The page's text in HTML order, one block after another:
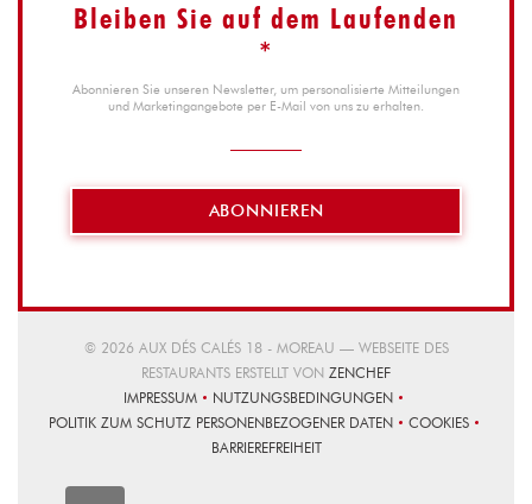
Bleiben Sie auf dem Laufenden
*
Abonnieren Sie unseren Newsletter, um personalisierte Mitteilungen
und Marketingangebote per E-Mail von uns zu erhalten.
ABONNIEREN
© 2026 AUX DÉS CALÉS 18 - MOREAU — WEBSEITE DES
RESTAURANTS ERSTELLT VON ZENCHEF((ÖFFNET EIN NEUES
IMPRESSUM
((ÖFFNET EIN NEUES FENSTER))
NUTZUNGSBEDINGUNGEN
((ÖFFNET EIN NEUES FENSTER))
POLITIK ZUM SCHUTZ PERSONENBEZOGENER DATEN
((ÖFFNET EIN NEUES FENSTER))
COOKIES
((ÖFFNET EIN
BARRIEREFREIHEIT
((ÖFFNET EIN NEUES FENSTER))